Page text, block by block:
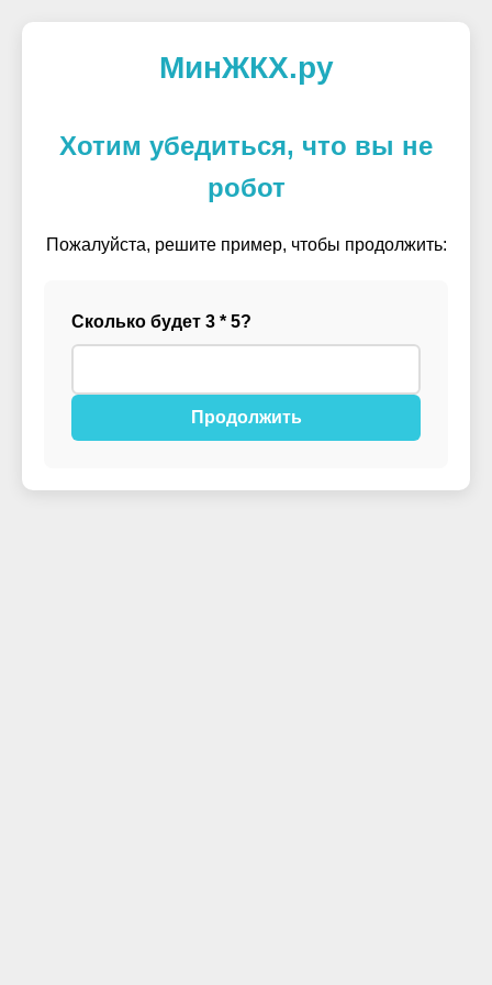
МинЖКХ.ру
Хотим убедиться, что вы не
робот
Пожалуйста, решите пример, чтобы продолжить:
Сколько будет 3 * 5?
Продолжить